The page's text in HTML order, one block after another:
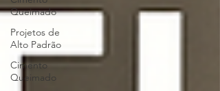
Queimado
Projetos de
Alto Padrão
Cimento
Queimado